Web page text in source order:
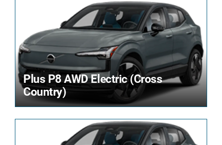
Plus P8 AWD Electric (Cross
Country)